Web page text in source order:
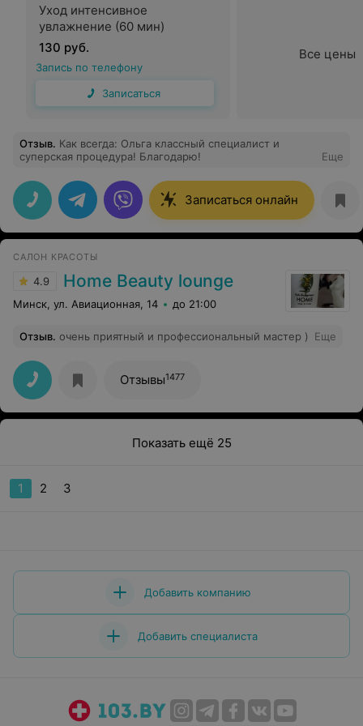
порадовал. Правда, смылись через несколько дней,
вместе с тем бровисту удалось справиться с
профессионалы! Впечатлило, как скрупулезно, со
знанием дела и они работают с клиентом!!! Спасибо
Уход интенсивное
увлажнение (60 мин)
130 руб.
Запись по телефону
Записаться
Все цены
Отзыв. Как всегда: Ольга классный специалист и
суперская процедура! Благодарю!
Еще
Записаться онлайн
САЛОН КРАСОТЫ
4.9 Home Beauty lounge
Минск, ул. Авиационная, 14 до 21:00
Отзыв. очень приятный и профессиональный мастер ) Еще
Отзывы1477
Показать ещё 25
1 2 3
Добавить компанию
Добавить специалиста